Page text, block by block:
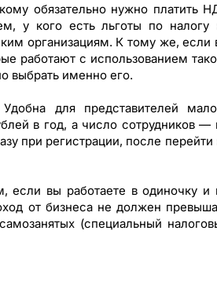
обязательно нужно платить
у кого есть льготы по налогу
организациям. К тому же, если
работают с использованием
выбрать именно его.
для представителей
в год, а число сотрудников —
при регистрации, после перейти
если вы работаете в одиночку и
от бизнеса не должен
(специальный